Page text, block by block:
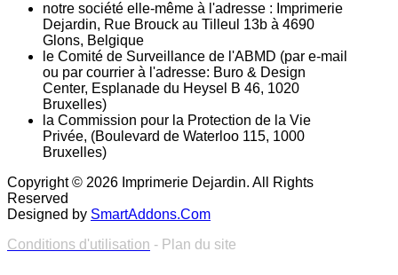
notre société elle-même à l'adresse : Imprimerie
Dejardin, Rue Brouck au Tilleul 13b à 4690
Glons, Belgique
le Comité de Surveillance de l'ABMD (par e-mail
ou par courrier à l'adresse: Buro & Design
Center, Esplanade du Heysel B 46, 1020
Bruxelles)
la Commission pour la Protection de la Vie
Privée, (Boulevard de Waterloo 115, 1000
Bruxelles)
Copyright © 2026 Imprimerie Dejardin. All Rights
Reserved
Designed by SmartAddons.Com
Conditions d'utilisation - Plan du site